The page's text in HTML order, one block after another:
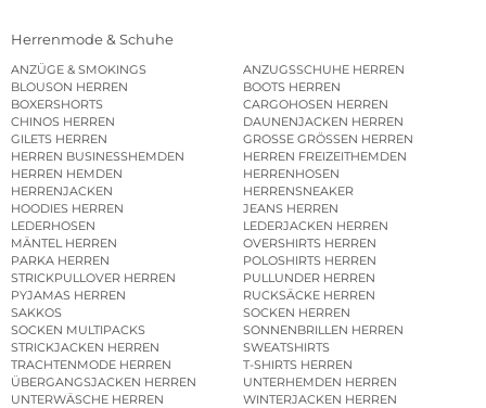
Herrenmode & Schuhe
ANZÜGE & SMOKINGS
ANZUGSSCHUHE HERREN
BLOUSON HERREN
BOOTS HERREN
BOXERSHORTS
CARGOHOSEN HERREN
CHINOS HERREN
DAUNENJACKEN HERREN
GILETS HERREN
GROSSE GRÖSSEN HERREN
HERREN BUSINESSHEMDEN
HERREN FREIZEITHEMDEN
HERREN HEMDEN
HERRENHOSEN
HERRENJACKEN
HERRENSNEAKER
HOODIES HERREN
JEANS HERREN
LEDERHOSEN
LEDERJACKEN HERREN
MÄNTEL HERREN
OVERSHIRTS HERREN
PARKA HERREN
POLOSHIRTS HERREN
STRICKPULLOVER HERREN
PULLUNDER HERREN
PYJAMAS HERREN
RUCKSÄCKE HERREN
SAKKOS
SOCKEN HERREN
SOCKEN MULTIPACKS
SONNENBRILLEN HERREN
STRICKJACKEN HERREN
SWEATSHIRTS
TRACHTENMODE HERREN
T-SHIRTS HERREN
ÜBERGANGSJACKEN HERREN
UNTERHEMDEN HERREN
UNTERWÄSCHE HERREN
WINTERJACKEN HERREN